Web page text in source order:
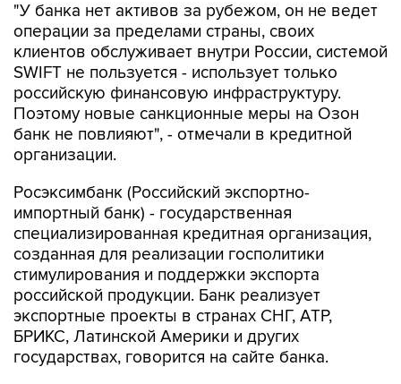
"У банка нет активов за рубежом, он не ведет
операции за пределами страны, своих
клиентов обслуживает внутри России, системой
SWIFT не пользуется - использует только
российскую финансовую инфраструктуру.
Поэтому новые санкционные меры на Озон
банк не повлияют", - отмечали в кредитной
организации.
Росэксимбанк (Российский экспортно-
импортный банк) - государственная
специализированная кредитная организация,
созданная для реализации госполитики
стимулирования и поддержки экспорта
российской продукции. Банк реализует
экспортные проекты в странах СНГ, АТР,
БРИКС, Латинской Америки и других
государствах, говорится на сайте банка.